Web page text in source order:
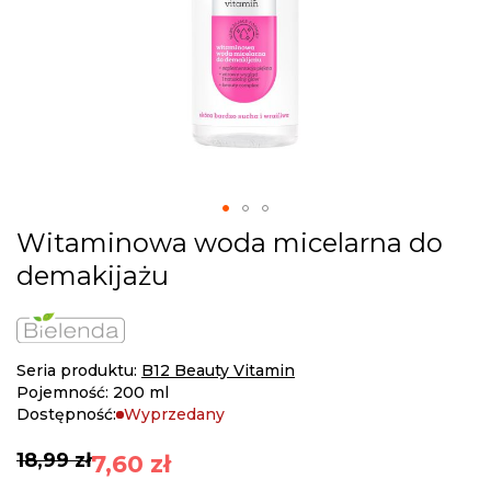
Skip
to
the
of
the
images
gallery
Witaminowa woda micelarna do
demakijażu
Seria produktu: B12 Beauty Vitamin
Pojemność: 200 ml
Dostępność: Wyprzedany
7,60 zł
18,99 zł